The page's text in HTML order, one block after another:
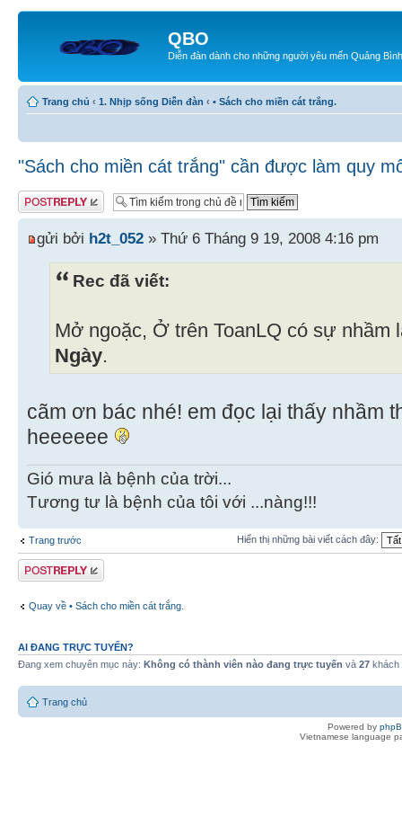
QBO
Diễn đàn dành cho những người yêu mến Quảng Bình
Trang chủ ‹ 1. Nhịp sống Diễn đàn ‹ • Sách cho miền cát trắng.
"Sách cho miền cát trắng" cần được làm quy
Gửi bài trả lời
gửi bởi h2t_052 » Thứ 6 Tháng 9 19, 2008 4:16 pm
Rec đã viết:
Mở ngoặc, Ở trên ToanLQ có sự
Ngày.
cãm ơn bác nhé! em đọc lại thấy nhầm
heeeeee
Gió mưa là bệnh của trời...
Tương tư là bệnh của tôi với ...nàng!!!
Trang trước Hiển thị những bài viết cách đây:
Gửi bài trả lời
Quay về • Sách cho miền cát trắng.
AI ĐANG TRỰC TUYẾN?
Đang xem chuyên mục này: Không có thành viên nào đang trực tuyến và 27 khách
Trang chủ
Powered by
Vietnamese language